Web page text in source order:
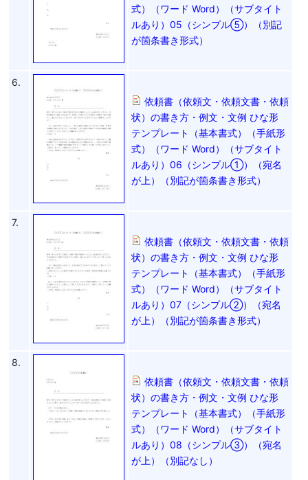
式）（ワード Word）（サブタイト
ルあり）05（シンプル⑤）（別記
が箇条書き形式）
6.
依頼書（依頼文・依頼文書・依頼
状）の書き方・例文・文例 ひな形
テンプレート（基本書式）（手紙形
式）（ワード Word）（サブタイト
ルあり）06（シンプル①）（宛名
が上）（別記が箇条書き形式）
7.
依頼書（依頼文・依頼文書・依頼
状）の書き方・例文・文例 ひな形
テンプレート（基本書式）（手紙形
式）（ワード Word）（サブタイト
ルあり）07（シンプル②）（宛名
が上）（別記が箇条書き形式）
8.
依頼書（依頼文・依頼文書・依頼
状）の書き方・例文・文例 ひな形
テンプレート（基本書式）（手紙形
式）（ワード Word）（サブタイト
ルあり）08（シンプル③）（宛名
が上）（別記なし）